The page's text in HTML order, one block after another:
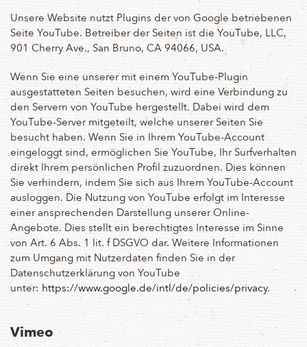
Unsere Website nutzt Plugins der von Google betriebenen
Seite YouTube. Betreiber der Seiten ist die YouTube, LLC,
901 Cherry Ave., San Bruno, CA 94066, USA.
Wenn Sie eine unserer mit einem YouTube-Plugin
ausgestatteten Seiten besuchen, wird eine Verbindung zu
den Servern von YouTube hergestellt. Dabei wird dem
YouTube-Server mitgeteilt, welche unserer Seiten Sie
besucht haben. Wenn Sie in Ihrem YouTube-Account
eingeloggt sind, ermöglichen Sie YouTube, Ihr Surfverhalten
direkt Ihrem persönlichen Profil zuzuordnen. Dies können
Sie verhindern, indem Sie sich aus Ihrem YouTube-Account
ausloggen. Die Nutzung von YouTube erfolgt im Interesse
einer ansprechenden Darstellung unserer Online-
Angebote. Dies stellt ein berechtigtes Interesse im Sinne
von Art. 6 Abs. 1 lit. f DSGVO dar. Weitere Informationen
zum Umgang mit Nutzerdaten finden Sie in der
Datenschutzerklärung von YouTube
unter: https://www.google.de/intl/de/policies/privacy.
Vimeo